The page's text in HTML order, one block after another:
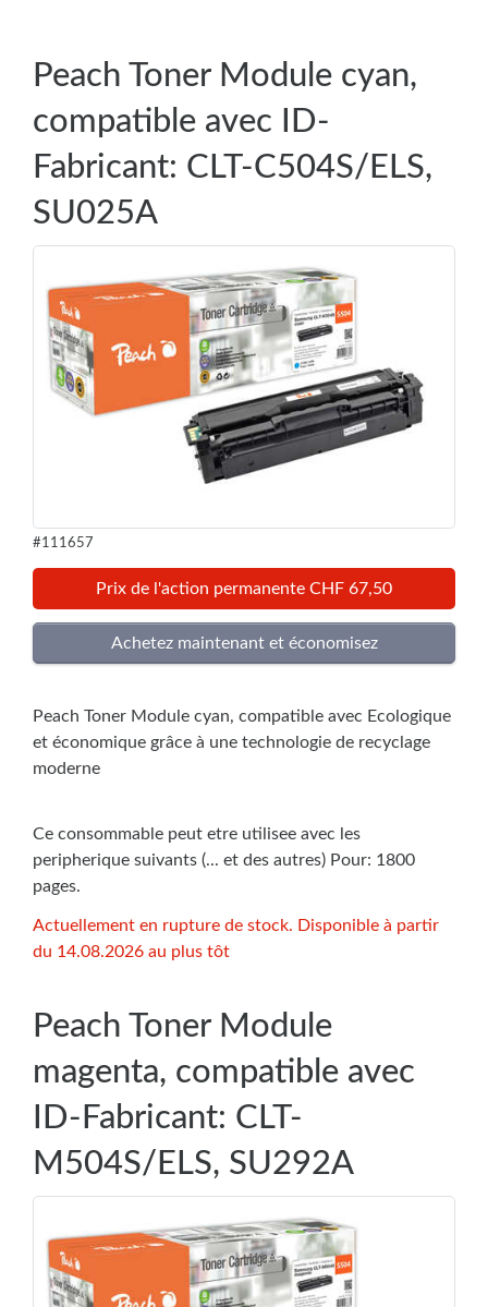
Peach Toner Module cyan,
compatible avec ID-
Fabricant: CLT-C504S/ELS,
SU025A
#111657
Prix de l'action permanente CHF 67,50
Peach Toner Module cyan, compatible avec Ecologique
et économique grâce à une technologie de recyclage
moderne
Ce consommable peut etre utilisee avec les
peripherique suivants (... et des autres) Pour: 1800
pages.
Actuellement en rupture de stock. Disponible à partir
du 14.08.2026 au plus tôt
Peach Toner Module
magenta, compatible avec
ID-Fabricant: CLT-
M504S/ELS, SU292A